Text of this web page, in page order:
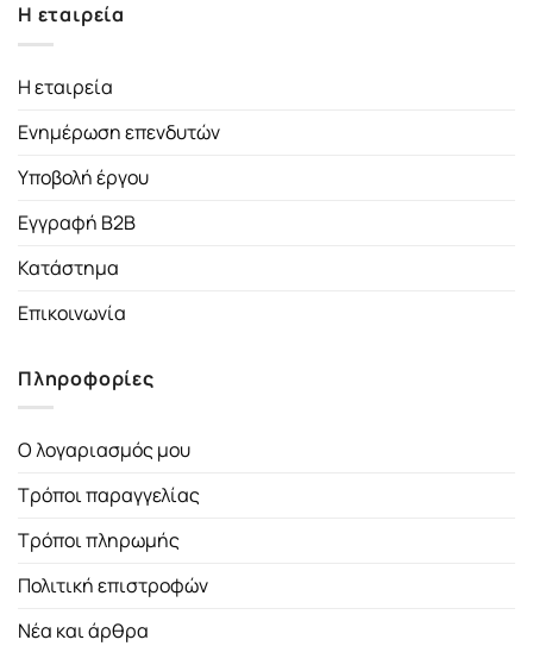
Η εταιρεία
Η εταιρεία
Ενημέρωση επενδυτών
Υποβολή έργου
Εγγραφή B2B
Κατάστημα
Επικοινωνία
Πληροφορίες
Ο λογαριασμός μου
Τρόποι παραγγελίας
Τρόποι πληρωμής
Πολιτική επιστροφών
Νέα και άρθρα